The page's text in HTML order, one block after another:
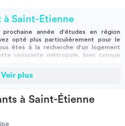
à Saint-Étienne
année d'études en région
opté plus particulièrement pour le
êtes à la recherche d'un
logement
ravissante métropole, bien connue
offertes aux jeunes de passer des
et jeunes actifs, c’est pourquoi
d’honneur à vous proposer des
et de tous types : particulier,
Voir plus
à Saint-Étienne